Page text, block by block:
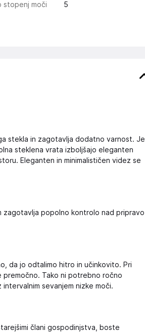
stopenj moči 5
stekla in zagotavlja dodatno varnost. Je
steklena vrata izboljšajo eleganten
Eleganten in minimalističen videz se
zagotavlja popolno kontrolo nad pripravo
da jo odtalimo hitro in učinkovito. Pri
Tako ni potrebno ročno
sevanjem nizke moči.
člani gospodinjstva, boste